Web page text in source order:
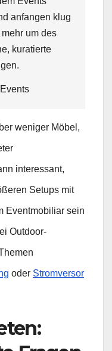
anfangen klug
um des
kuratierte
weniger Möbel,
interessant,
Setups mit
Eventmobiliar sein
Outdoor-
oder Stromversor